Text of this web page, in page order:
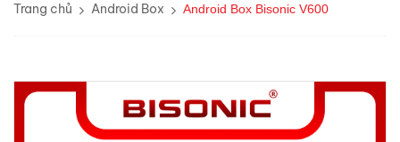
Trang chủ Android Box Android Box Bisonic V600